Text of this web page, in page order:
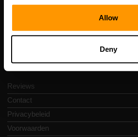
Allow
Deny
Snelkoppelingen
Reviews
Contact
Privacybeleid
Voorwaarden